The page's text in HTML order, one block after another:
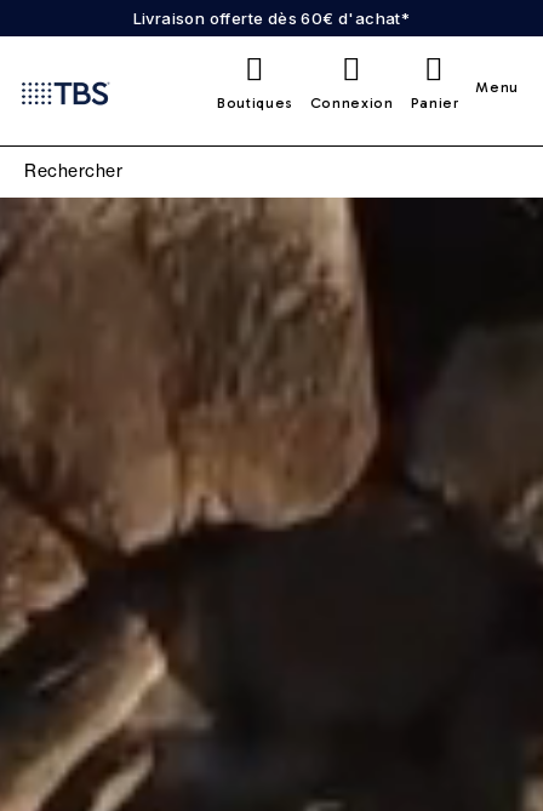
Livraison offerte dès 60€ d'achat*
Boutiques Connexion Panier
Menu